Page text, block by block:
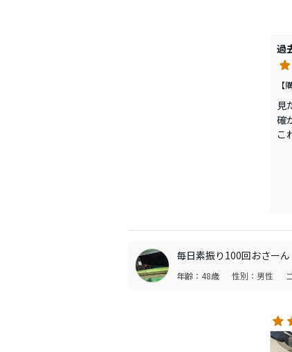
ぜ
過
見
確
こ
毎日素振り100回おさーん
年齢：48歳 性別：男性